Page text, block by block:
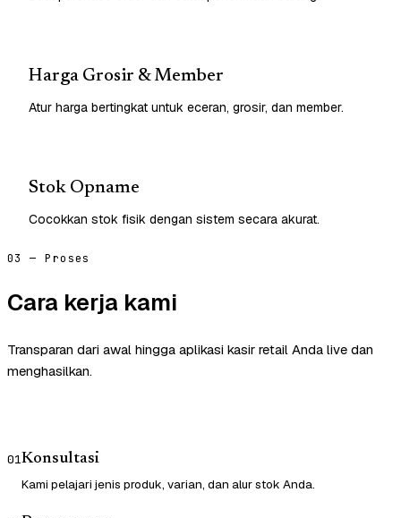
Harga Grosir & Member
Atur harga bertingkat untuk eceran, grosir, dan member.
Stok Opname
Cocokkan stok fisik dengan sistem secara akurat.
03 — Proses
Cara kerja kami
Transparan dari awal hingga aplikasi kasir retail Anda live dan
menghasilkan.
01Konsultasi
Kami pelajari jenis produk, varian, dan alur stok Anda.